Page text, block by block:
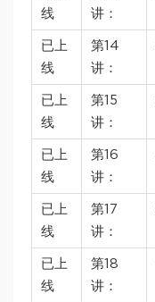
线
讲：
已上
线
第14
讲：
已上
线
第15
讲：
已上
线
第16
讲：
已上
线
第17
讲：
已上
线
第18
讲：